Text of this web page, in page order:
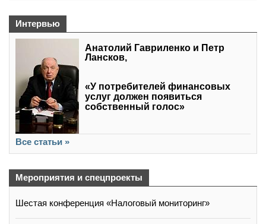
Интервью
Анатолий Гавриленко и Петр
Лансков,
«У потребителей финансовых
услуг должен появиться
собственный голос»
Все статьи »
Мероприятия и спецпроекты
Шестая конференция «Налоговый мониторинг»